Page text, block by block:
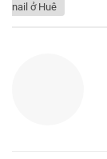
nail ở Huê